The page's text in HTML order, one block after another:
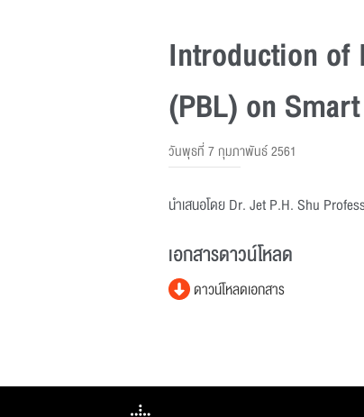
Introduction of
(PBL) on
วันพุธที่ 7 กุมภาพันธ์ 2561
นำเสนอโดย Dr. Jet P.H. Shu
เอกสารดาวน์โหลด
ดาวน์โหลดเอกสาร